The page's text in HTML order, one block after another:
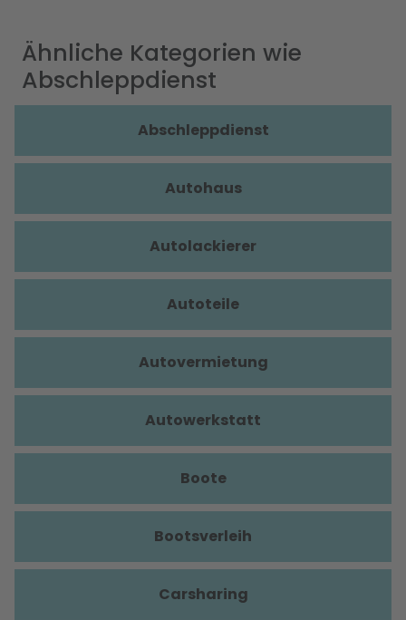
Ähnliche Kategorien wie
Abschleppdienst
Abschleppdienst
Autohaus
Autolackierer
Autoteile
Autovermietung
Autowerkstatt
Boote
Bootsverleih
Carsharing